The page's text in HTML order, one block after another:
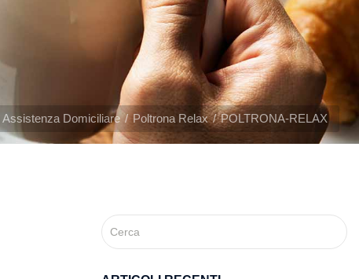
Assistenza Domiciliare Poltrona Relax POLTRONA-RELAX